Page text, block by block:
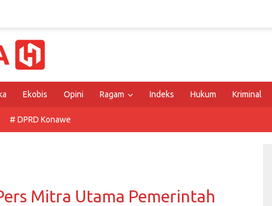
Ekobis Opini Ragam Indeks Hukum Kriminal
# DPRD Konawe
Mitra Utama Pemerintah